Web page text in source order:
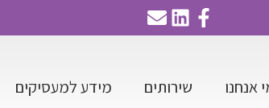
אנחנו שירותים מידע למעסיקים